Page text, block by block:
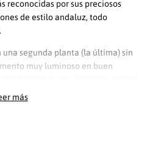
reconocidas por sus preciosos
de estilo andaluz, todo
segunda planta (la última) sin
muy luminoso en buen
terraza descubierta con vistas a
de un baño incorporado.
más